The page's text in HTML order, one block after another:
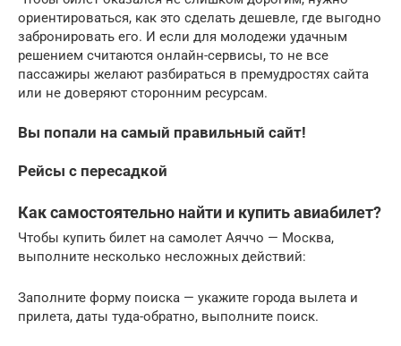
ориентироваться, как это сделать дешевле, где выгодно
забронировать его. И если для молодежи удачным
решением считаются онлайн-сервисы, то не все
пассажиры желают разбираться в премудростях сайта
или не доверяют сторонним ресурсам.
Вы попали на самый правильный сайт!
Рейсы с пересадкой
Как самостоятельно найти и купить авиабилет?
Чтобы купить билет на самолет Аяччо — Москва,
выполните несколько несложных действий:
Заполните форму поиска — укажите города вылета и
прилета, даты туда-обратно, выполните поиск.